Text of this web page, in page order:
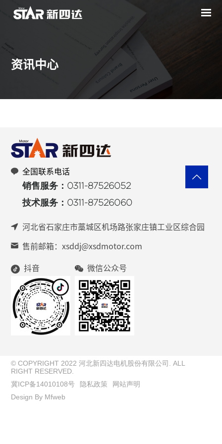
资讯中心
全国联系电话
销售服务：0311-87526052
技术服务：0311-87526060
河北省石家庄市藁城区机场路张家庄镇工业区综合园
售前邮箱：xsddj@xsdmotor.com
抖音 微信公众号
© COPYRIGHT 2022 河北新四达电机股份有限公司. ALL
RIGHT RESERVED.
冀ICP备14010108号
隐私政策
网站声明
Design By Mfweb